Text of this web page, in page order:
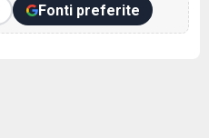
Fonti preferite